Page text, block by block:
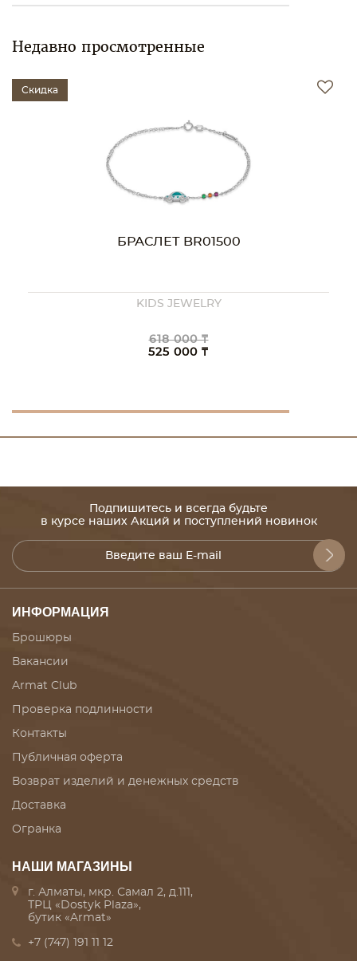
Недавно просмотренные
Скидка
БРАСЛЕТ BR01500
KIDS JEWELRY
618 000 ₸
525 000 ₸
Подпишитесь и всегда будьте
в курсе наших Акций и поступлений новинок
ИНФОРМАЦИЯ
Брошюры
Вакансии
Armat Club
Проверка подлинности
Контакты
Публичная оферта
Возврат изделий и денежных средств
Доставка
Огранка
НАШИ МАГАЗИНЫ
г. Алматы, мкр. Самал 2, д.111,
ТРЦ «Dostyk Plaza»,
бутик «Armat»
+7 (747) 191 11 12